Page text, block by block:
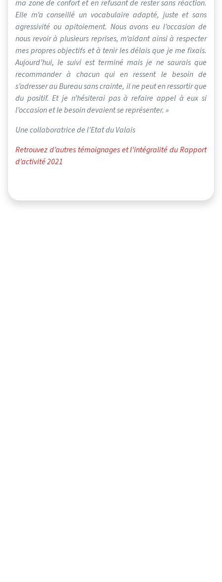
ma zone de confort et en refusant de rester sans réaction.
Elle m’a conseillé un vocabulaire adapté, juste et sans
agressivité ou apitoiement. Nous avons eu l’occasion de
nous revoir à plusieurs reprises, m’aidant ainsi à respecter
mes propres objectifs et à tenir les délais que je me fixais.
Aujourd’hui, le suivi est terminé mais je ne saurais que
recommander à chacun qui en ressent le besoin de
s’adresser au Bureau sans crainte, il ne peut en ressortir que
du positif. Et je n’hésiterai pas à refaire appel à eux si
l’occasion et le besoin devaient se représenter. »
Une collaboratrice de l’Etat du Valais
Retrouvez d’autres témoignages et l’intégralité du Rapport
d’activité 2021